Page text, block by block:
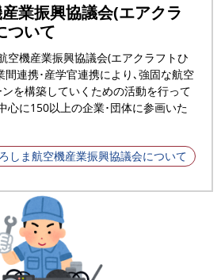
業振興協議会(エアクラ
ついて
空機産業振興協議会(エアクラフトひ
間連携･産学官連携により､強固な航空
を構築していくための活動を行って
心に150以上の企業･団体に参画いた
しま航空機産業振興協議会について